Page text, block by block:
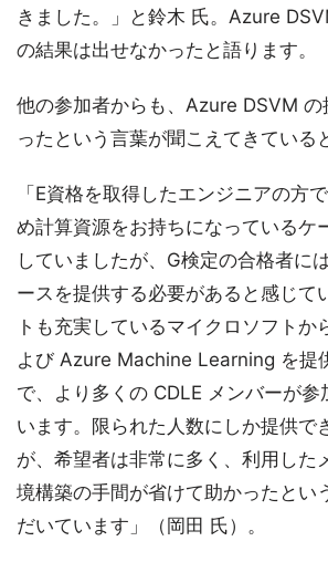
きました。」と鈴木 氏。Azure
の結果は出せなかったと語ります。
他の参加者からも、Azure DSVM
ったという言葉が聞こえてきている
「E資格を取得したエンジニアの方
め計算資源をお持ちになっているケ
していましたが、G検定の合格者に
ースを提供する必要があると感じて
トも充実しているマイクロソフト
よび Azure Machine Learning を提
で、より多くの CDLE メンバーが参
います。限られた人数にしか提供で
が、希望者は非常に多く、利用した
境構築の手間が省けて助かったとい
だいています」（岡田 氏）。